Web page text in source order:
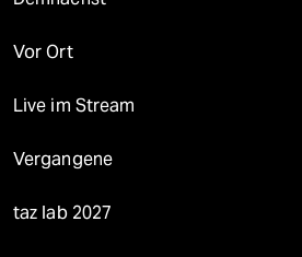
Vor Ort
Live im Stream
Vergangene
taz lab 2027